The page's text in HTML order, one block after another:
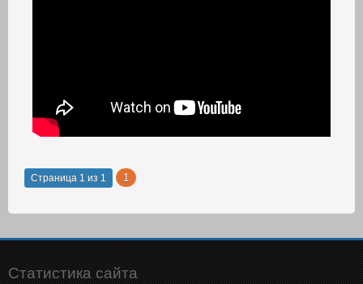
Страница 1 из 1 1
Статистика сайта